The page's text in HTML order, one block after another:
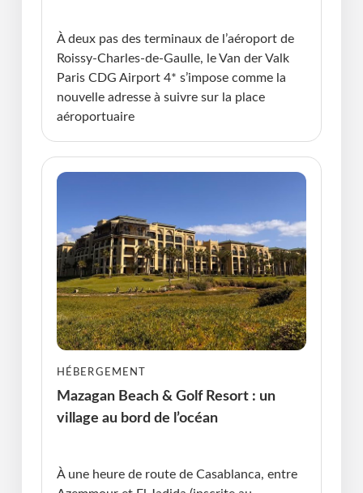
À deux pas des terminaux de l’aéroport de
Roissy-Charles-de-Gaulle, le Van der Valk
Paris CDG Airport 4* s’impose comme la
nouvelle adresse à suivre sur la place
aéroportuaire
HÉBERGEMENT
Mazagan Beach & Golf Resort : un
village au bord de l’océan
À une heure de route de Casablanca, entre